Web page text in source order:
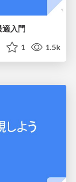
入門
1 1.5k